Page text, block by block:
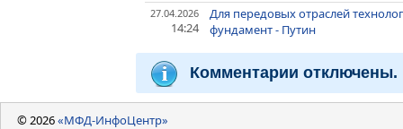
27.04.2026
14:24
Для передовых отраслей
фундамент - Путин
Комментарии отключены.
© 2026«МФД-ИнфоЦентр»